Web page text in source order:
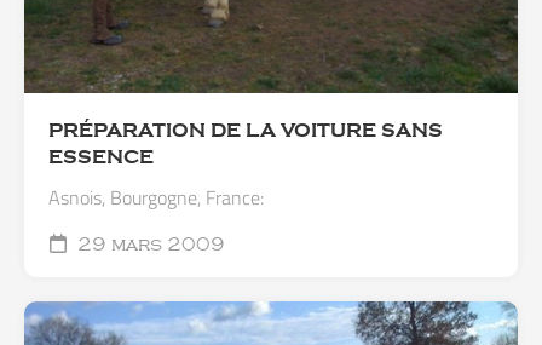
PRÉPARATION DE LA VOITURE SANS
ESSENCE
Asnois, Bourgogne, France:
29 mars 2009